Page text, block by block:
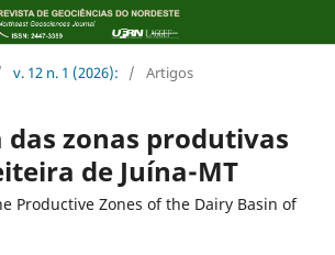
v. 12 n. 1 (2026): / Artigos
das zonas produtivas
de Juína-MT
Productive Zones of the Dairy Basin of